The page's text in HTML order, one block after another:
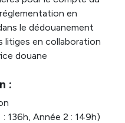
en
le dédouanement
litiges en collaboration
douane
:
136h, Année 2 : 149h)